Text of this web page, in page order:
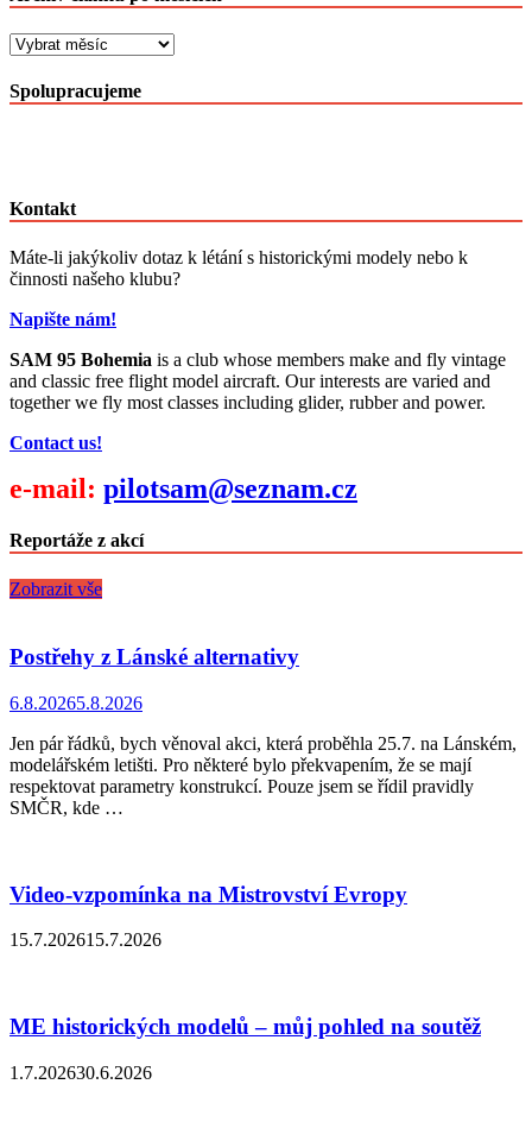
Archiv
po
měsících
Spolupracujeme
Kontakt
Máte-li jakýkoliv dotaz k létání s historickými modely nebo k
činnosti našeho klubu?
Napište nám!
SAM 95 Bohemia is a club whose members make and fly vintage
and classic free flight model aircraft. Our interests are varied and
together we fly most classes including glider, rubber and power.
Contact us!
e-mail: pilotsam@seznam.cz
Reportáže z akcí
Zobrazit vše
Postřehy z Lánské alternativy
6.8.20265.8.2026
Jen pár řádků, bych věnoval akci, která proběhla 25.7. na Lánském,
modelářském letišti. Pro některé bylo překvapením, že se mají
respektovat parametry konstrukcí. Pouze jsem se řídil pravidly
SMČR, kde …
Video-vzpomínka na Mistrovství Evropy
15.7.202615.7.2026
ME historických modelů – můj pohled na soutěž
1.7.202630.6.2026